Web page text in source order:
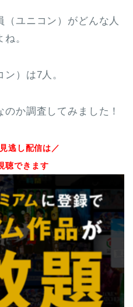
ユニコン）がどんな人
。
）は7人。
か調査してみました！
逃し配信は／
聴できます